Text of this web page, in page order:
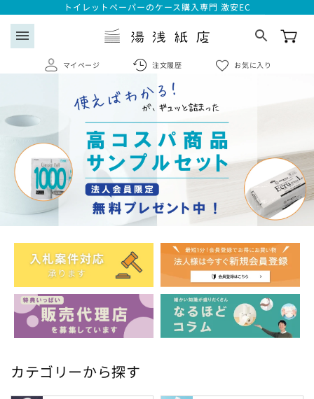
ンツに
進む
トイレットペーパーのケース購入専門 激安EC
menu
マイページ 注文履歴 お気に入り
search
ログイン
会員登録はこちら
注文履歴
お気に入り一覧
長さから探す
ブランドから探す
カテゴリーから探す